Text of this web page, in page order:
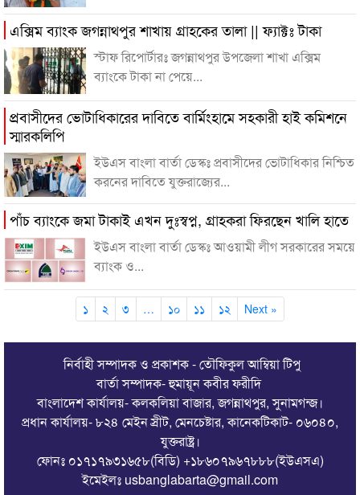
এক্সিম ব্যাংক জগন্নাথপুর শাখায় গ্রাহকের তালা || ফ্যাক্টঃ টাকা
স্টাফ রিপোর্টারঃ জগন্নাথপুর উপজেলা শাখা এক্সিম
ব্যাংকে টাকা না পেয়ে...
প্রবাসীদের ভোটাধিকারের দাবিতে বার্মিংহামে সহকারী হাই কমিশনে
স্মারকলিপি
ইউএস বাংলা বার্তা ডেস্কঃ প্রবাসীদের ভোটাধিকার নিশ্চিত
করনের দাবিতে যুক্তরাজ্যের...
পাঁচ ব্যাংকে জমা টাকাই এখন দুঃস্বপ্ন, গ্রাহকরা ফিরছেন খালি হাতে
ইউএস বাংলা বার্তা ডেস্কঃ আওয়ামী লীগ সরকারের সময়ে
ব্যাংক ও...
১ ২ ৩ … ১০ ১১ ১২ Next »
নির্বাহী সম্পাদক ও প্রকাশক - তৌফিকুল আম্বিয়া টিপু
বার্তা সম্পাদক- হুমায়ূন কবীর ফরীদি
বাংলাদেশ কার্যালয়- কলকলিয়া বাজার, জগন্নাথপুর, সুনামগন্জ।
প্রধান কার্যালয়- ৮২৪ মেইন স্রীট, মেনচেষ্টার, কানেকটিকাট- ০৬০৪০,
যুক্তরাষ্ট্র।
ফোনঃ ০১৭১৭৯৩১৬৫৮(বিডি) +১৮৬০৭৯৬৭৮৮৮(ইউএসএ)
ইমেইলঃ usbanglabarta@gmail.com